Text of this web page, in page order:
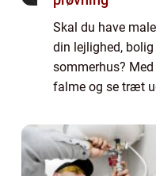
Skal du have
din lejlighed,
sommerhus?
falme og se træt
kø...